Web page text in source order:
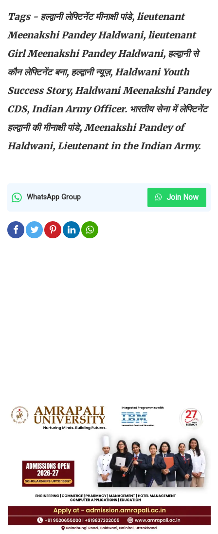
Tags - हल्द्वानी लेफ्टिनेंट मीनाक्षी पांडे, lieutenant
Meenakshi Pandey Haldwani, lieutenant
Girl Meenakshi Pandey Haldwani, हल्द्वानी से
कौन लेफ्टिनेंट बना, हल्द्वानी न्यूज़, Haldwani Youth
Success Story, Haldwani Meenakshi Pandey
CDS, Indian Army Officer. भारतीय सेना में लेफ्टिनेंट
हल्द्वानी की मीनाक्षी पांडे, Meenakshi Pandey of
Haldwani, Lieutenant in the Indian Army.
WhatsApp Group Join Now